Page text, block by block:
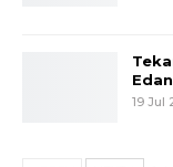
19 Jul